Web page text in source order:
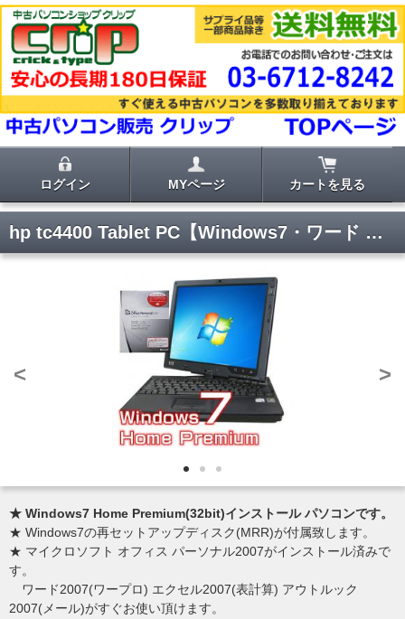
ログイン MYページ カートを見る
hp tc4400 Tablet PC【Windows7・ワード エクセル2007付き】
< >
★ Windows7 Home Premium(32bit)インストール パソコンです。
★ Windows7の再セットアップディスク(MRR)が付属致します。
★ マイクロソフト オフィス パーソナル2007がインストール済みで
す。
ワード2007(ワープロ) エクセル2007(表計算) アウトルック
2007(メール)がすぐお使い頂けます。